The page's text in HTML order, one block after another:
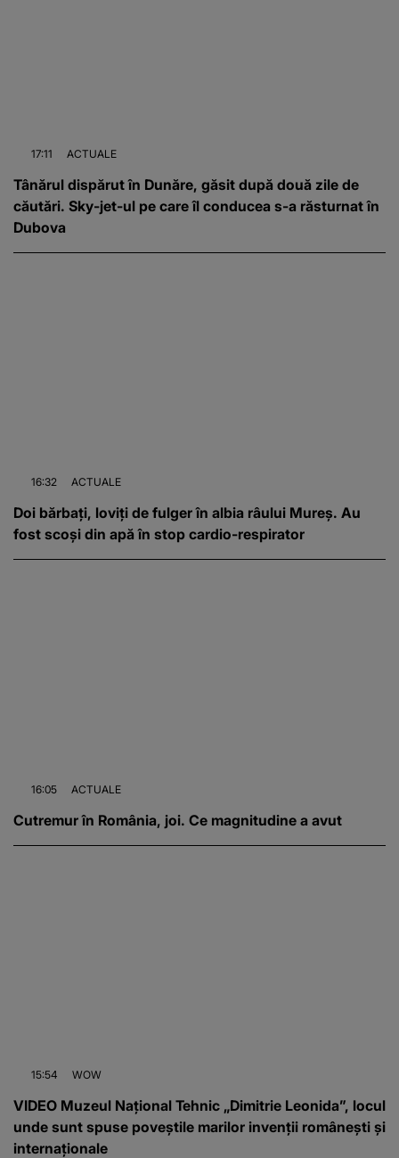
17:11 ACTUALE
Tânărul dispărut în Dunăre, găsit după două zile de
căutări. Sky-jet-ul pe care îl conducea s-a răsturnat în
Dubova
16:32 ACTUALE
Doi bărbați, loviți de fulger în albia râului Mureș. Au
fost scoși din apă în stop cardio-respirator
16:05 ACTUALE
Cutremur în România, joi. Ce magnitudine a avut
15:54 WOW
VIDEO Muzeul Național Tehnic „Dimitrie Leonida”, locul
unde sunt spuse poveștile marilor invenții românești și
internaționale